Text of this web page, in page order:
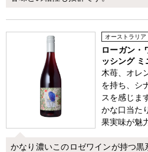
オーストラリア
ローガン・
ッシング ミ
木苺、オレ
を持ち、シ
スを感じま
かな口当た
果実味が魅
かなり濃いこのロゼワインが持つ